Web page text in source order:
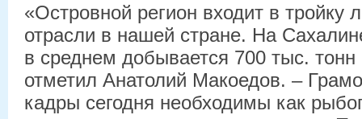
«Островной регион входит в тройку
отрасли в нашей стране. На
в среднем добывается 700 тыс.
отметил Анатолий Макоедов. –
кадры сегодня необходимы как